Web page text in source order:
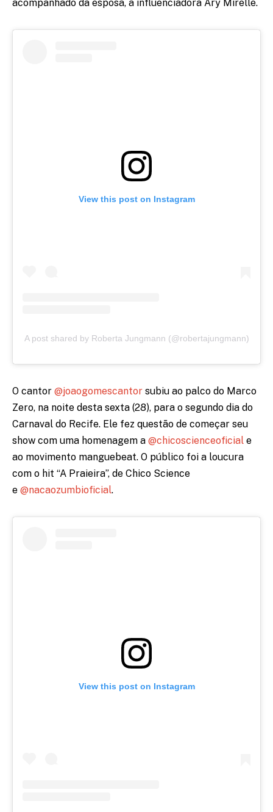
acompanhado da esposa, a influenciadora Ary Mirelle.
View this post on Instagram
A post shared by Roberta Jungmann (@robertajungmann)
O cantor @joaogomescantor subiu ao palco do Marco
Zero, na noite desta sexta (28), para o segundo dia do
Carnaval do Recife. Ele fez questão de começar seu
show com uma homenagem a @chicoscienceoficial e
ao movimento manguebeat. O público foi a loucura
com o hit “A Praieira”, de Chico Science
e @nacaozumbioficial.
View this post on Instagram